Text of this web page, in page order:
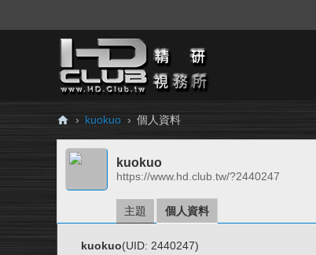
H
Cl
› kuokuo › 個人資料
kuokuo
https://www.hd.club.tw/?2440247
主題 個人資料
kuokuo(UID: 2440247)